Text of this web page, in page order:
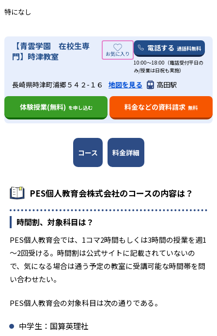
る大学の受験対策を熟知した講師が最適な指導を行うの
能。悩み事をカウンセラーに相談することで、安心して通
どんなデメリットがある？
PES個人教育会のデメリットは、受講料が一般的な教育機
関と異なることだ。大手の集団塾と指導内容が大きく異な
ることから、受講料の設定が高めになっている。
広島学院中学校 ‐
ラ・サール高校 ‐
‐
早稲田佐賀高校 ‐
東京大学 ‐ 九州大学 ‐
大阪大学 ‐ 筑波大学 ‐
千葉大学
熊本大学 ‐ 長崎大学 ‐
山口大学 ‐
特になし
【青雲学園 在校生専
門】時津教室
電話する 通話料無料
10:00～18:00（電話受付平日の
み/授業は日祝も実施）
長崎県時津町浦郷５４２-１６ 地図を見る 高田駅
体験授業(無料) を申し込む 料金などの資料請求 無料
コース 料金詳細
PES個人教育会株式会社のコースの内容は？
時間割、対象科目は？
PES個人教育会では、1コマ2時間もしくは3時間の授業を週1
～2回受ける。時間割は公式サイトに記載されていないの
で、気になる場合は通う予定の教室に受講可能な時間帯を問
い合わせたい。
PES個人教育会の対象科目は次の通りである。
中学生：国算英理社